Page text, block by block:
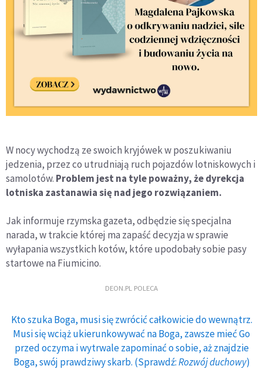
W nocy wychodzą ze swoich kryjówek w poszukiwaniu
jedzenia, przez co utrudniają ruch pojazdów lotniskowych i
samolotów. Problem jest na tyle poważny, że dyrekcja
lotniska zastanawia się nad jego rozwiązaniem.
Jak informuje rzymska gazeta, odbędzie się specjalna
narada, w trakcie której ma zapaść decyzja w sprawie
wyłapania wszystkich kotów, które upodobały sobie pasy
startowe na Fiumicino.
DEON.PL POLECA
Kto szuka Boga, musi się zwrócić całkowicie do wewnątrz.
Musi się wciąż ukierunkowywać na Boga, zawsze mieć Go
przed oczyma i wytrwale zapominać o sobie, aż znajdzie
Boga, swój prawdziwy skarb. (Sprawdź:Rozwój duchowy)